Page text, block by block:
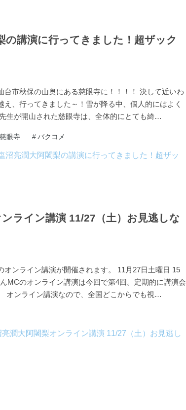
の講演に行ってきました！超ザック
台市秋保の山奥にある慈眼寺に！！！！ 決して近いわ
、行ってきました～！雪が降る中、個人的にはよく
が開山された慈眼寺は、全体的にとても綺…
慈眼寺 # バクコメ
ライン講演 11/27（土）お見逃しな
オンライン講演が開催されます。 11月27日土曜日 15
MCのオンライン講演は今回で第4回。定期的に講演会
オンライン講演なので、全国どこからでも視…